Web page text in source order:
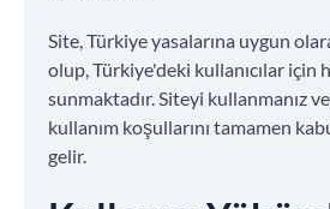
Site, Türkiye yasalarına uygun
olup, Türkiye'deki kullanıcılar için
sunmaktadır. Siteyi kullanmanız
kullanım koşullarını tamamen
gelir.